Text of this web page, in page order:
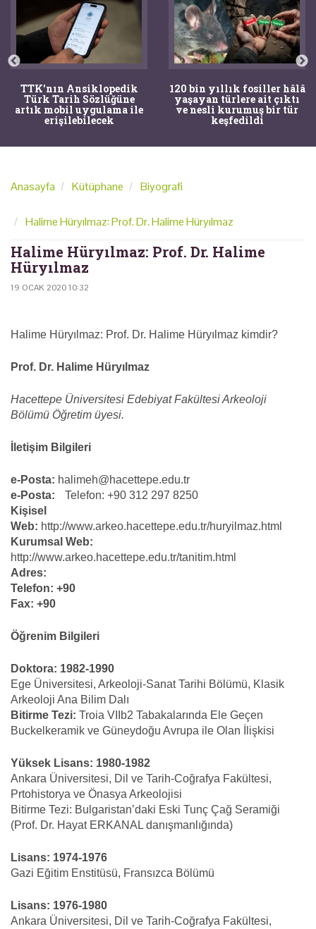
TTK'nın Ansiklopedik
Türk Tarih Sözlüğüne
artık mobil uygulama ile
erişilebilecek
120 bin yıllık fosiller hâlâ
yaşayan türlere ait çıktı
ve nesli kurumuş bir tür
keşfedildi
Anasayfa Kütüphane Biyografi
Halime Hüryılmaz: Prof. Dr. Halime Hüryılmaz
Halime Hüryılmaz: Prof. Dr. Halime
Hüryılmaz
19 OCAK 2020 10:32
Halime Hüryılmaz: Prof. Dr. Halime Hüryılmaz kimdir?
Prof. Dr. Halime Hüryılmaz
Hacettepe Üniversitesi Edebiyat Fakültesi Arkeoloji
Bölümü Öğretim üyesi.
İletişim Bilgileri
e-Posta: halimeh@hacettepe.edu.tr
e-Posta: Telefon: +90 312 297 8250
Kişisel
Web: http://www.arkeo.hacettepe.edu.tr/huryilmaz.html
Kurumsal Web:
http://www.arkeo.hacettepe.edu.tr/tanitim.html
Adres:
Telefon: +90
Fax: +90
Öğrenim Bilgileri
Doktora: 1982-1990
Ege Üniversitesi, Arkeoloji-Sanat Tarihi Bölümü, Klasik
Arkeoloji Ana Bilim Dalı
Bitirme Tezi: Troia VIIb2 Tabakalarında Ele Geçen
Buckelkeramik ve Güneydoğu Avrupa ile Olan İlişkisi
Yüksek Lisans: 1980-1982
Ankara Üniversitesi, Dil ve Tarih-Coğrafya Fakültesi,
Prtohistorya ve Önasya Arkeolojisi
Bitirme Tezi: Bulgaristan’daki Eski Tunç Çağ Seramiği
(Prof. Dr. Hayat ERKANAL danışmanlığında)
Lisans: 1974-1976
Gazi Eğitim Enstitüsü, Fransızca Bölümü
Lisans: 1976-1980
Ankara Üniversitesi, Dil ve Tarih-Coğrafya Fakültesi,